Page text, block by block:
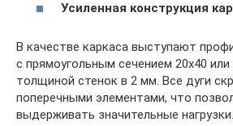
Усиленная конструкция
В качестве каркаса выступают
с прямоугольным сечением 20х40
толщиной стенок в 2 мм. Все дуги
поперечными элементами, что
выдерживать значительные нагрузки.